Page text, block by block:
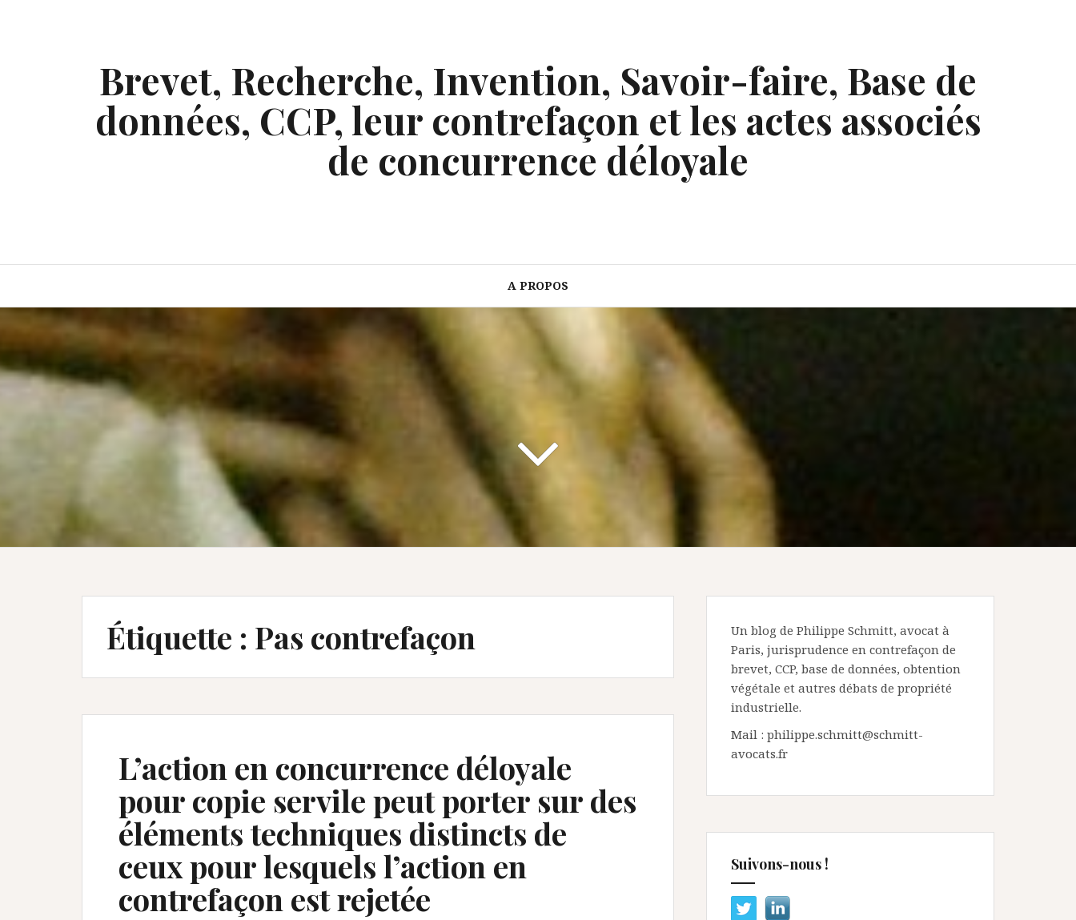
Brevet, Recherche, Invention, Savoir-faire, Base de
données, CCP, leur contrefaçon et les actes associés
de concurrence déloyale
A PROPOS
Étiquette : Pas contrefaçon
L’action en concurrence déloyale
pour copie servile peut porter sur des
éléments techniques distincts de
ceux pour lesquels l’action en
contrefaçon est rejetée
Un blog de Philippe Schmitt, avocat à
Paris, jurisprudence en contrefaçon de
brevet, CCP, base de données, obtention
végétale et autres débats de propriété
industrielle.
Mail : philippe.schmitt@schmitt-
avocats.fr
Suivons-nous !